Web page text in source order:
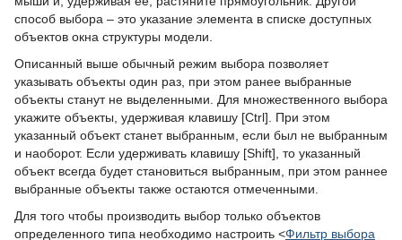
способ выбора – это указание элемента в списке доступных
объектов окна структуры модели.
Описанный выше обычный режим выбора позволяет
указывать объекты один раз, при этом ранее выбранные
объекты станут не выделенными. Для множественного выбора
укажите объекты, удерживая клавишу [Ctrl]. При этом
указанный объект станет выбранным, если был не выбранным
и наоборот. Если удерживать клавишу [Shift], то указанный
объект всегда будет становиться выбранным, при этом раннее
выбранные объекты также остаются отмеченными.
Для того чтобы производить выбор только объектов
определенного типа необходимо настроить <Фильтр выбора